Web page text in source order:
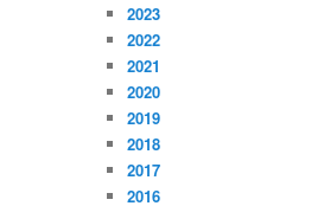
2023
2022
2021
2020
2019
2018
2017
2016